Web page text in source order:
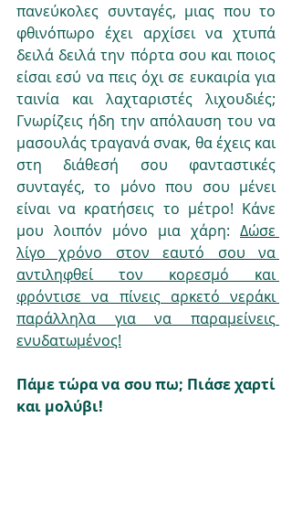
πανεύκολες συνταγές, μιας που το
φθινόπωρο έχει αρχίσει να χτυπά
δειλά δειλά την πόρτα σου και ποιος
είσαι εσύ να πεις όχι σε ευκαιρία για
ταινία και λαχταριστές λιχουδιές;
Γνωρίζεις ήδη την απόλαυση του να
μασουλάς τραγανά σνακ, θα έχεις και
στη διάθεσή σου φανταστικές
συνταγές, το μόνο που σου μένει
είναι να κρατήσεις το μέτρο! Κάνε
μου λοιπόν μόνο μια χάρη: Δώσε
λίγο χρόνο στον εαυτό σου να
αντιληφθεί τον κορεσμό και
φρόντισε να πίνεις αρκετό νεράκι
παράλληλα για να παραμείνεις
ενυδατωμένος!
Πάμε τώρα να σου πω; Πιάσε χαρτί
και μολύβι!